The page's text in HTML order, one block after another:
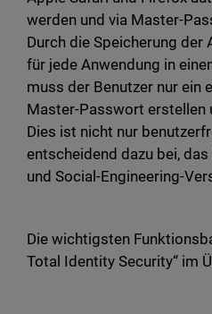
werden und via Master-
Durch die Speicherung
für jede Anwendung in
muss der Benutzer nur ein
Master-Passwort erstellen
Dies ist nicht nur
entscheidend dazu bei,
und Social-Engineering-
Die wichtigsten
Total Identity Security“ im